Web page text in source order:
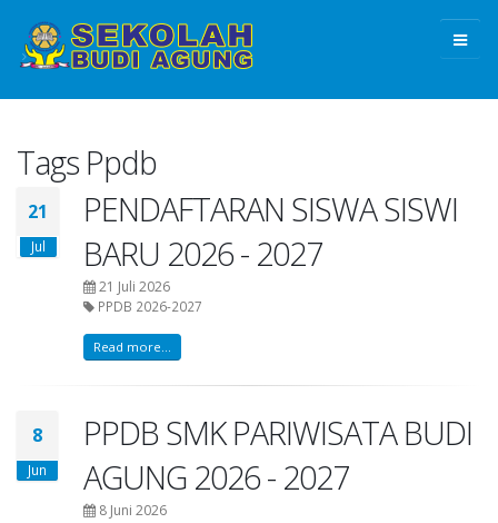
Tags Ppdb
21
Jul
PENDAFTARAN SISWA SISWI
BARU 2026 - 2027
21 Juli 2026
PPDB 2026-2027
Read more...
8
Jun
PPDB SMK PARIWISATA BUDI
AGUNG 2026 - 2027
8 Juni 2026